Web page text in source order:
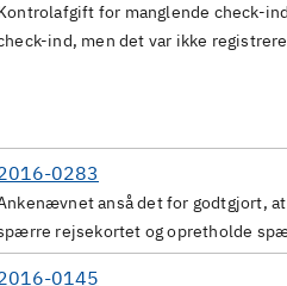
for manglende check-
ind, men det var ikke
0283
anså det for godtgjort,
rejsekortet og opretholde
0145